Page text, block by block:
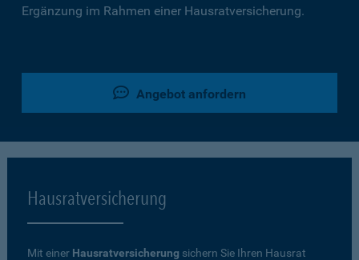
Ergänzung im Rahmen einer Hausratversicherung.
Angebot anfordern
Hausratversicherung
Mit einer Hausratversicherung sichern Sie Ihren Hausrat